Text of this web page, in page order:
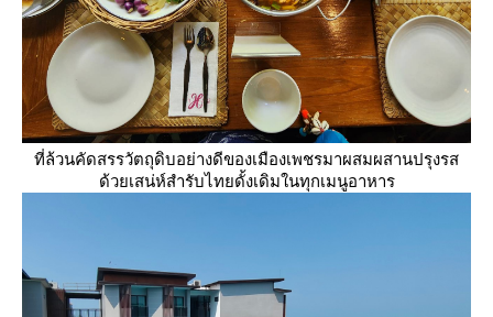
ที่ล้วนคัดสรรวัตถุดิบอย่างดีของเมืองเพชรมาผสมผสานปรุงรส
ด้วยเสน่ห์สำรับไทยดั้งเดิมในทุกเมนูอาหาร